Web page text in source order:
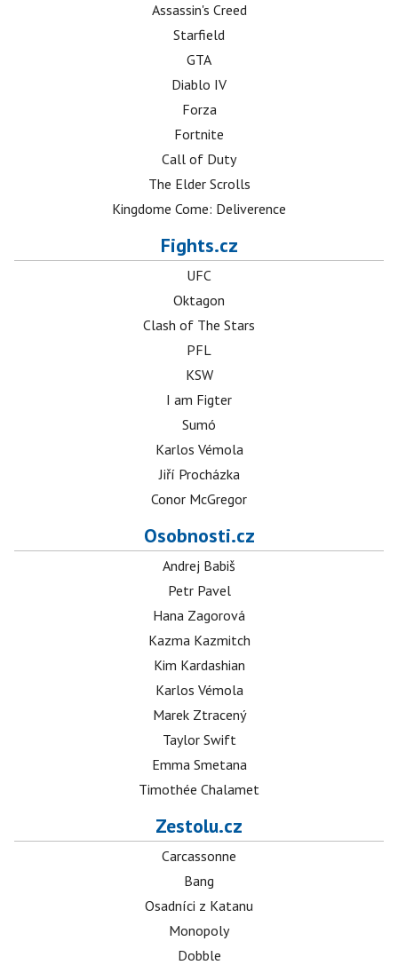
Assassin's Creed
Starfield
GTA
Diablo IV
Forza
Fortnite
Call of Duty
The Elder Scrolls
Kingdome Come: Deliverence
Fights.cz
UFC
Oktagon
Clash of The Stars
PFL
KSW
I am Figter
Sumó
Karlos Vémola
Jiří Procházka
Conor McGregor
Osobnosti.cz
Andrej Babiš
Petr Pavel
Hana Zagorová
Kazma Kazmitch
Kim Kardashian
Karlos Vémola
Marek Ztracený
Taylor Swift
Emma Smetana
Timothée Chalamet
Zestolu.cz
Carcassonne
Bang
Osadníci z Katanu
Monopoly
Dobble